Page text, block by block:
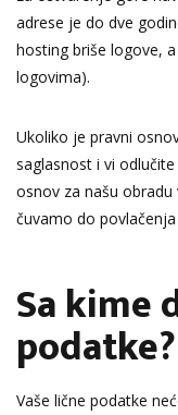
adrese je do dve
hosting briše logove,
logovima).
Ukoliko je pravni
saglasnost i vi
osnov za našu obradu
čuvamo do
Sa kime
podatke?
Vaše lične podatke